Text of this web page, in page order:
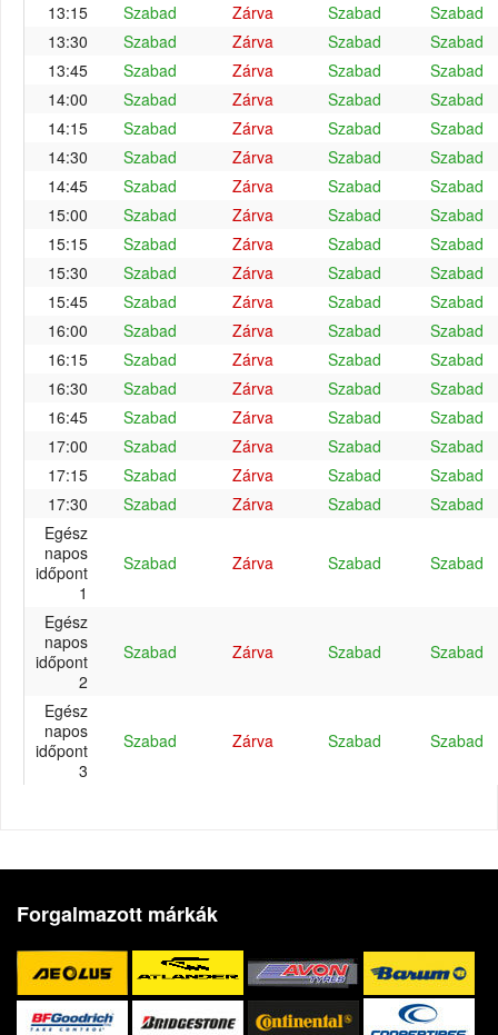
13:15
Szabad Zárva Szabad
Szabad
13:30
Szabad Zárva Szabad
Szabad
13:45
Szabad Zárva Szabad
Szabad
14:00
Szabad Zárva Szabad
Szabad
14:15
Szabad Zárva Szabad
Szabad
14:30
Szabad Zárva Szabad
Szabad
14:45
Szabad Zárva Szabad
Szabad
15:00
Szabad Zárva Szabad
Szabad
15:15
Szabad Zárva Szabad
Szabad
15:30
Szabad Zárva Szabad
Szabad
15:45
Szabad Zárva Szabad
Szabad
16:00
Szabad Zárva Szabad
Szabad
16:15
Szabad Zárva Szabad
Szabad
16:30
Szabad Zárva Szabad
Szabad
16:45
Szabad Zárva Szabad
Szabad
17:00
Szabad Zárva Szabad
Szabad
17:15
Szabad Zárva Szabad
Szabad
17:30
Szabad Zárva Szabad
Szabad
Egész
napos
időpont
1
Szabad Zárva Szabad Szabad
Egész
napos
időpont
2
Szabad Zárva Szabad Szabad
Egész
napos
időpont
3
Szabad Zárva Szabad Szabad
Forgalmazott márkák